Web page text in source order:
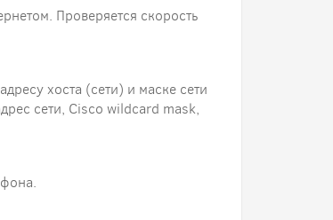
Проверяется скорость
хоста (сети) и маске сети
сети, Cisco wildcard mask,